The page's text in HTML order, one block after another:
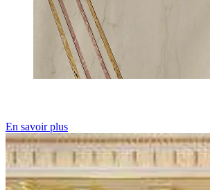
En savoir plus